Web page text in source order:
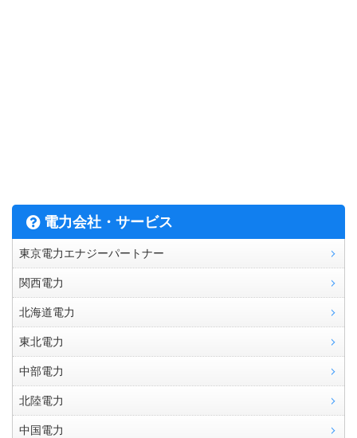
電力会社・サービス
東京電力エナジーパートナー
関西電力
北海道電力
東北電力
中部電力
北陸電力
中国電力